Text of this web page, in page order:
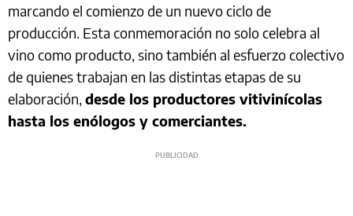
marcando el comienzo de un nuevo ciclo de
producción. Esta conmemoración no solo celebra al
vino como producto, sino también al esfuerzo colectivo
de quienes trabajan en las distintas etapas de su
elaboración, desde los productores vitivinícolas
hasta los enólogos y comerciantes.